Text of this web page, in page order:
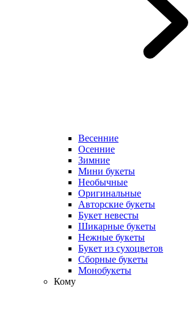
Весенние
Осенние
Зимние
Мини букеты
Необычные
Оригинальные
Авторские букеты
Букет невесты
Шикарные букеты
Нежные букеты
Букет из сухоцветов
Сборные букеты
Монобукеты
Кому